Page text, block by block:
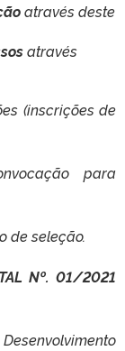
através deste
através
(inscrições de
para
de seleção.
Nº. 01/2021